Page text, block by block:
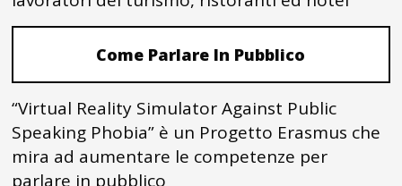
Come Parlare In Pubblico
“Virtual Reality Simulator Against Public
Speaking Phobia” è un Progetto Erasmus che
mira ad aumentare le competenze per
parlare in pubblico